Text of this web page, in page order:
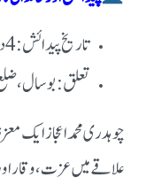
تاریخ پیدائش: 4 دسمبر 1964
تعلق: بوسال،
چوہدری محمد اعجاز ایک
علاقے میں عزت، وقار